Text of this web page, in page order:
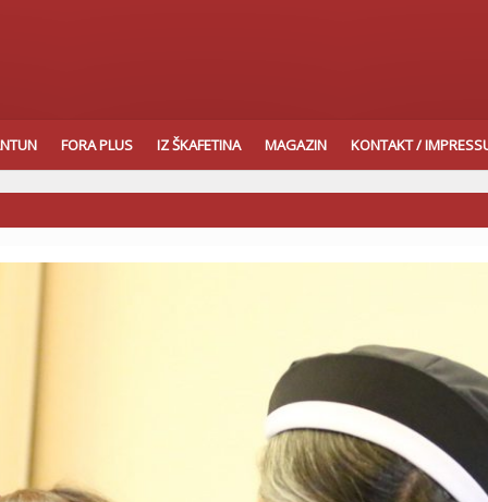
FORA PLUS IZ ŠKAFETINA MAGAZIN KONTAKT /